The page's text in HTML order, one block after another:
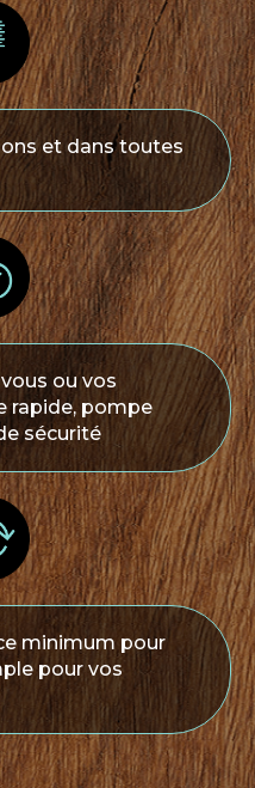
et dans toutes
ou vos
rapide, pompe
sécurité
minimum pour
pour vos